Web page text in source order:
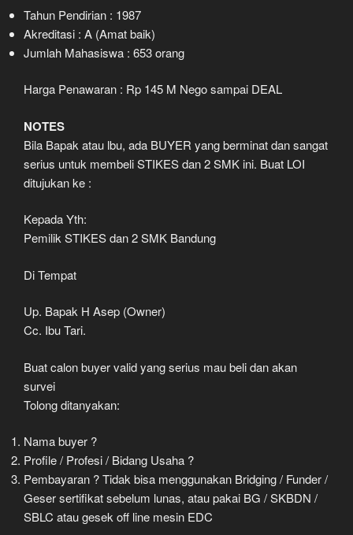
Tahun Pendirian : 1987
Akreditasi : A (Amat baik)
Jumlah Mahasiswa : 653 orang
Harga Penawaran : Rp 145 M Nego sampai DEAL
NOTES
Bila Bapak atau lbu, ada BUYER yang berminat dan sangat
serius untuk membeli STIKES dan 2 SMK ini. Buat LOI
ditujukan ke :
Kepada Yth:
Pemilik STIKES dan 2 SMK Bandung
Di Tempat
Up. Bapak H Asep (Owner)
Cc. Ibu Tari.
Buat calon buyer valid yang serius mau beli dan akan
survei
Tolong ditanyakan:
Nama buyer ?
Profile / Profesi / Bidang Usaha ?
Pembayaran ? Tidak bisa menggunakan Bridging / Funder /
Geser sertifikat sebelum lunas, atau pakai BG / SKBDN /
SBLC atau gesek off line mesin EDC